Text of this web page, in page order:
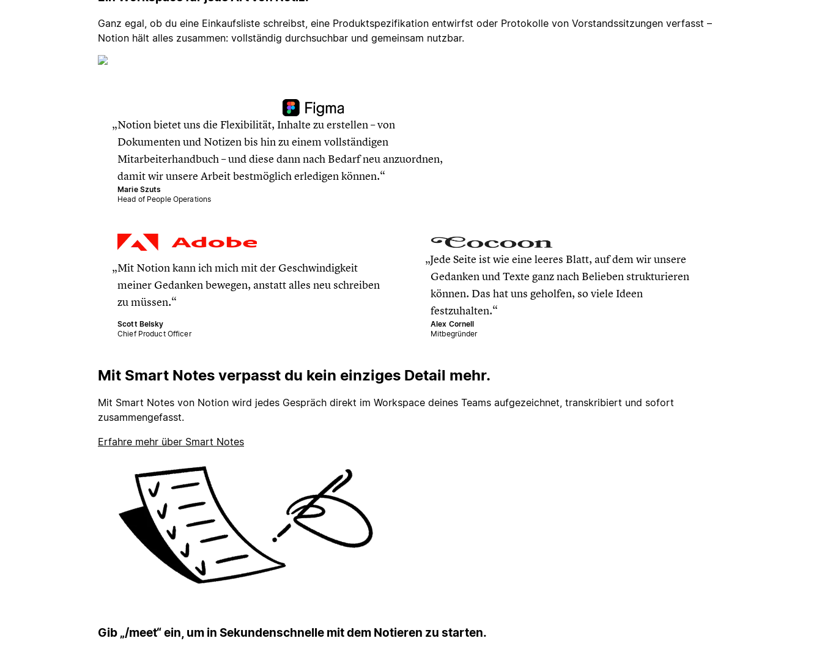
Ganz egal, ob du eine Einkaufsliste schreibst, eine Produktspezifikation entwirfst oder Protokolle von Vorstandssitzungen verfasst –
Notion hält alles zusammen: vollständig durchsuchbar und gemeinsam nutzbar.
Notion bietet uns die Flexibilität, Inhalte zu erstellen – von
Dokumenten und Notizen bis hin zu einem vollständigen
Mitarbeiterhandbuch – und diese dann nach Bedarf neu anzuordnen,
damit wir unsere Arbeit bestmöglich erledigen können.
Marie Szuts
Head of People Operations
Mit Notion kann ich mich mit der Geschwindigkeit
meiner Gedanken bewegen, anstatt alles neu schreiben
zu müssen.
Scott Belsky
Chief Product Officer
Jede Seite ist wie eine leeres Blatt, auf dem wir unsere
Gedanken und Texte ganz nach Belieben strukturieren
können. Das hat uns geholfen, so viele Ideen
festzuhalten.
Alex Cornell
Mitbegründer
Mit Smart Notes verpasst du kein einziges Detail mehr.
Mit Smart Notes von Notion wird jedes Gespräch direkt im Workspace deines Teams aufgezeichnet, transkribiert und sofort
zusammengefasst.
Erfahre mehr über Smart Notes
Gib „/meet“ ein, um in Sekundenschnelle mit dem Notieren zu starten.